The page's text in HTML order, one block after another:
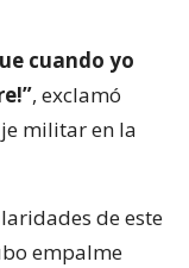
cuando yo
, exclamó
militar en la
de este
empalme